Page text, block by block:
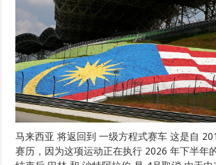
马来西亚 将返回到 一级方程式赛车 这是自
赛历，因为这项运动正在执行 2026 年下半年